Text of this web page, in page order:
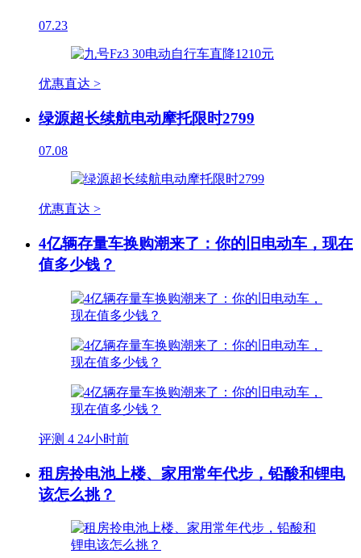
07.23
优惠直达 >
绿源超长续航电动摩托限时2799
07.08
优惠直达 >
4亿辆存量车换购潮来了：你的旧电动车，现在
值多少钱？
评测 4 24小时前
租房拎电池上楼、家用常年代步，铅酸和锂电
该怎么挑？